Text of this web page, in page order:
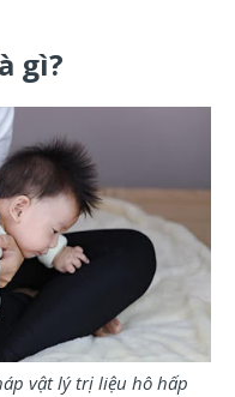
gì?
vật lý trị liệu hô hấp